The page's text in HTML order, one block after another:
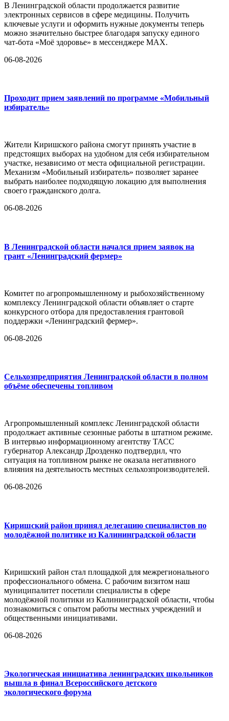
В Ленинградской области продолжается развитие
электронных сервисов в сфере медицины. Получить
ключевые услуги и оформить нужные документы теперь
можно значительно быстрее благодаря запуску единого
чат-бота «Моё здоровье» в мессенджере MAX.
06-08-2026
Проходит прием заявлений по программе «Мобильный
избиратель»
Жители Киришского района смогут принять участие в
предстоящих выборах на удобном для себя избирательном
участке, независимо от места официальной регистрации.
Механизм «Мобильный избиратель» позволяет заранее
выбрать наиболее подходящую локацию для выполнения
своего гражданского долга.
06-08-2026
В Ленинградской области начался прием заявок на
грант «Ленинградский фермер»
Комитет по агропромышленному и рыбохозяйственному
комплексу Ленинградской области объявляет о старте
конкурсного отбора для предоставления грантовой
поддержки «Ленинградский фермер».
06-08-2026
Сельхозпредприятия Ленинградской области в полном
объёме обеспечены топливом
Агропромышленный комплекс Ленинградской области
продолжает активные сезонные работы в штатном режиме.
В интервью информационному агентству ТАСС
губернатор Александр Дрозденко подтвердил, что
ситуация на топливном рынке не оказала негативного
влияния на деятельность местных сельхозпроизводителей.
06-08-2026
Киришский район принял делегацию специалистов по
молодёжной политике из Калининградской области
Киришский район стал площадкой для межрегионального
профессионального обмена. С рабочим визитом наш
муниципалитет посетили специалисты в сфере
молодёжной политики из Калининградской области, чтобы
познакомиться с опытом работы местных учреждений и
общественными инициативами.
06-08-2026
Экологическая инициатива ленинградских школьников
вышла в финал Всероссийского детского
экологического форума